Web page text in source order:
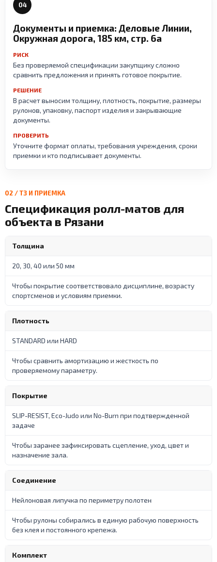
04
Документы и приемка: Деловые Линии,
Окружная дорога, 185 км, стр. 6а
РИСК
Без проверяемой спецификации закупщику сложно
сравнить предложения и принять готовое покрытие.
РЕШЕНИЕ
В расчет выносим толщину, плотность, покрытие, размеры
рулонов, упаковку, паспорт изделия и закрывающие
документы.
ПРОВЕРИТЬ
Уточните формат оплаты, требования учреждения, сроки
приемки и кто подписывает документы.
02 / ТЗ И ПРИЕМКА
Спецификация ролл-матов для
объекта в Рязани
Толщина
20, 30, 40 или 50 мм
Чтобы покрытие соответствовало дисциплине, возрасту
спортсменов и условиям приемки.
Плотность
STANDARD или HARD
Чтобы сравнить амортизацию и жесткость по
проверяемому параметру.
Покрытие
SLIP-RESIST, Eco-Judo или No-Burn при подтвержденной
задаче
Чтобы заранее зафиксировать сцепление, уход, цвет и
назначение зала.
Соединение
Нейлоновая липучка по периметру полотен
Чтобы рулоны собирались в единую рабочую поверхность
без клея и постоянного крепежа.
Комплект